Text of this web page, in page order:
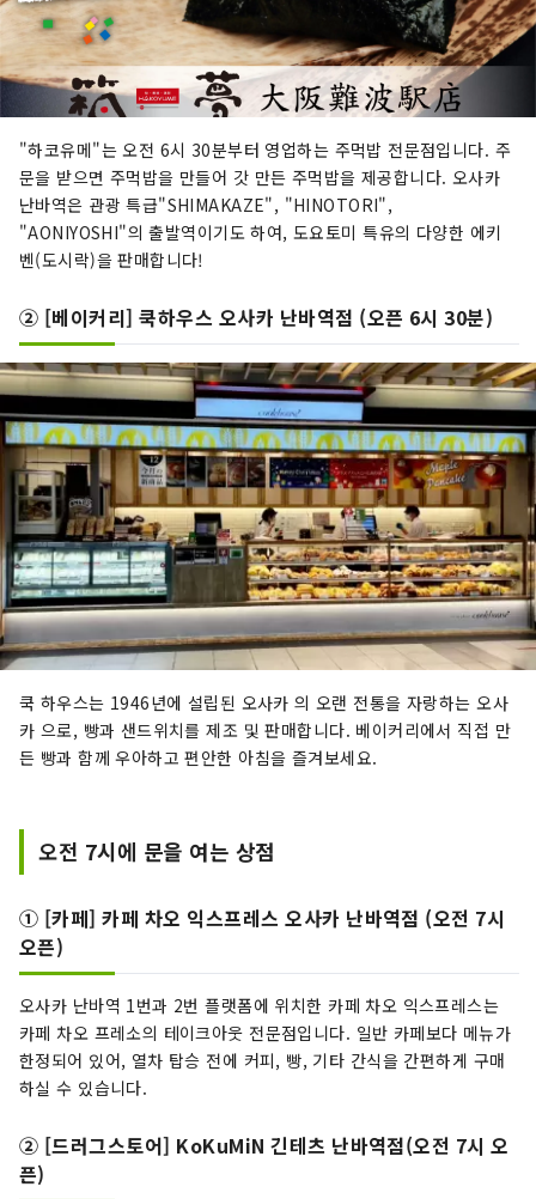
"하코유메"는 오전 6시 30분부터 영업하는 주먹밥 전문점입니다. 주
문을 받으면 주먹밥을 만들어 갓 만든 주먹밥을 제공합니다. 오사카
난바역은 관광 특급"SHIMAKAZE", "HINOTORI",
"AONIYOSHI"의 출발역이기도 하여, 도요토미 특유의 다양한 에키
벤(도시락)을 판매합니다!
② [베이커리] 쿡하우스 오사카 난바역점 (오픈 6시 30분)
쿡 하우스는 1946년에 설립된 오사카 의 오랜 전통을 자랑하는 오사
카 으로, 빵과 샌드위치를 제조 및 판매합니다. 베이커리에서 직접 만
든 빵과 함께 우아하고 편안한 아침을 즐겨보세요.
오전 7시에 문을 여는 상점
① [카페] 카페 차오 익스프레스 오사카 난바역점 (오전 7시
오픈)
오사카 난바역 1번과 2번 플랫폼에 위치한 카페 차오 익스프레스는
카페 차오 프레소의 테이크아웃 전문점입니다. 일반 카페보다 메뉴가
한정되어 있어, 열차 탑승 전에 커피, 빵, 기타 간식을 간편하게 구매
하실 수 있습니다.
② [드러그스토어] KoKuMiN 긴테츠 난바역점(오전 7시 오
픈)